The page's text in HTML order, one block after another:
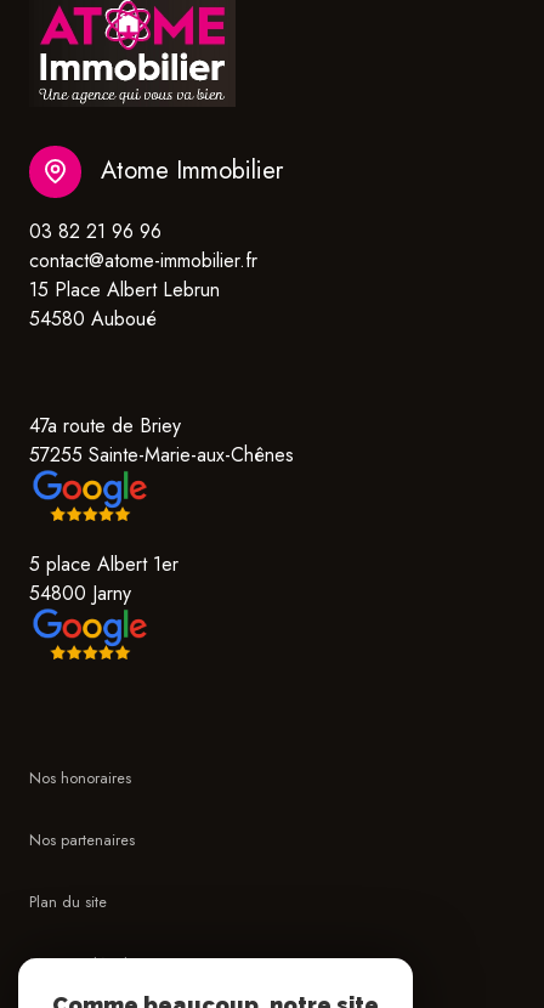
Atome Immobilier
03 82 21 96 96
contact@atome-immobilier.fr
15 Place Albert Lebrun
54580 Auboué
47a route de Briey
57255 Sainte-Marie-aux-Chênes
5 place Albert 1er
54800 Jarny
Nos honoraires
Nos partenaires
Plan du site
Mentions légales